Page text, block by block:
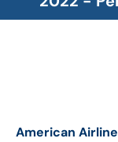
American